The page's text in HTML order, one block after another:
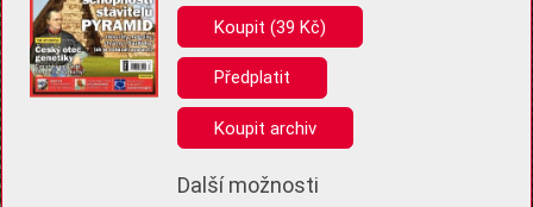
Pro základní fungování webu nepotřebujeme ukládat žádné informace
(tzv. cookies apod.). Rádi bychom vás ale požádali o souhlas s
uložením volitelných informací:
Anonymní unikátní ID
Díky němu příště poznáme, že se jedná o stejné zařízení, a
Identifikátor je zcela anonymní.
Koupit (39 Kč)
Předplatit
Koupit archiv
Další možnosti